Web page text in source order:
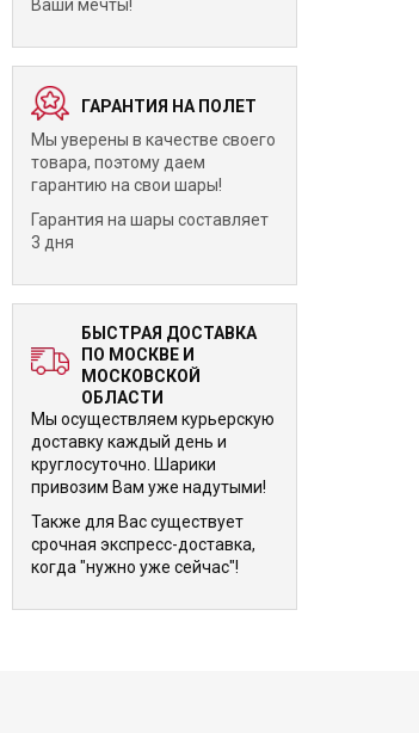
670 р.
Шарик Детская коляска
для девочки Розовый 46 см
Ваши мечты!
ГАРАНТИЯ НА ПОЛЕТ
Мы уверены в качестве своего
товара, поэтому даем
гарантию на свои шары!
Гарантия на шары составляет
3 дня
БЫСТРАЯ ДОСТАВКА
ПО МОСКВЕ И
МОСКОВСКОЙ
ОБЛАСТИ
Мы осуществляем курьерскую
доставку каждый день и
круглосуточно. Шарики
привозим Вам уже надутыми!
Также для Вас существует
срочная экспресс-доставка,
когда "нужно уже сейчас"!